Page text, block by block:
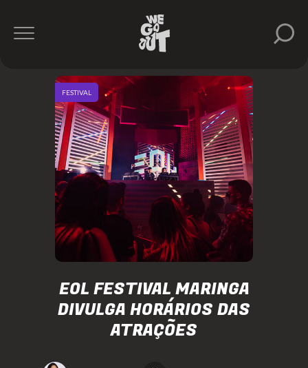
EOL FESTIVAL MARINGA
DIVULGA HORÁRIOS DAS
ATRAÇÕES
FESTIVAL